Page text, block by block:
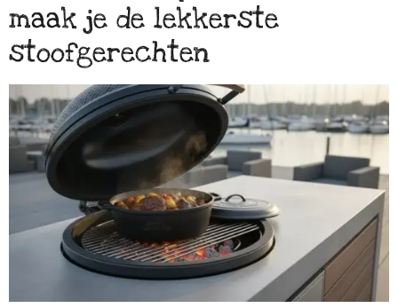
maak je de lekkerste
stoofgerechten